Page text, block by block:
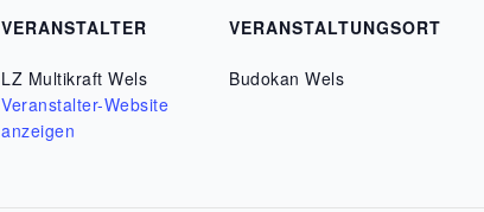
VERANSTALTER
LZ Multikraft Wels
Veranstalter-Website
anzeigen
VERANSTALTUNGSORT
Budokan Wels